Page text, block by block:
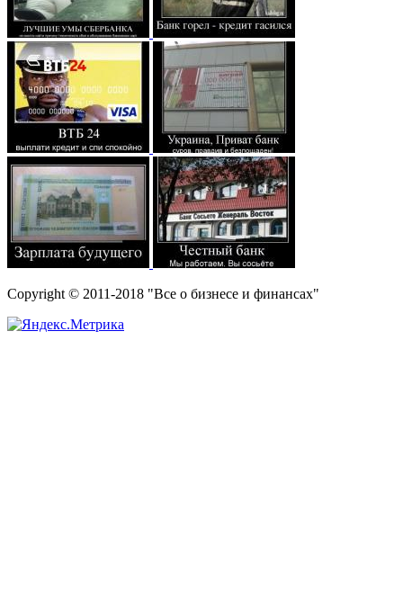
Copyright © 2011-2018 "Все о бизнесе и финансах"